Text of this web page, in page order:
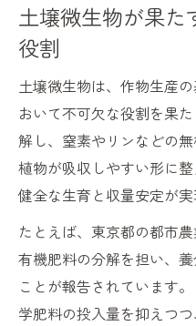
土壌微生物が果た
役割
土壌微生物は、作物生産
おいて不可欠な役割を果
解し、窒素やリンなどの
植物が吸収しやすい形に
健全な生育と収量安定が実
たとえば、東京都の都市
有機肥料の分解を担い、
ことが報告されています
学肥料の投入量を抑えつ